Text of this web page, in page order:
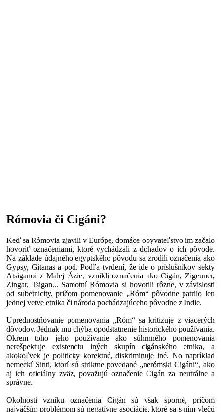
Rómovia či Cigáni?
Keď sa Rómovia zjavili v Európe, domáce obyvateľstvo im začalo
hovoriť označeniami, ktoré vychádzali z dohadov o ich pôvode.
Na základe údajného egyptského pôvodu sa zrodili označenia ako
Gypsy, Gitanas a pod. Podľa tvrdení, že ide o príslušníkov sekty
Atsiganoi z Malej Ázie, vznikli označenia ako Cigán, Zigeuner,
Zingar, Tsigan... Samotní Rómovia si hovorili rôzne, v závislosti
od subetnicity, pričom pomenovanie „Róm“ pôvodne patrilo len
jednej vetve etnika či národa pochádzajúceho pôvodne z Indie.
Uprednostňovanie pomenovania „Róm“ sa kritizuje z viacerých
dôvodov. Jednak mu chýba opodstatnenie historického používania.
Okrem toho jeho používanie ako súhrnného pomenovania
nerešpektuje existenciu iných skupín cigánského etnika, a
akokoľvek je politicky korektné, diskriminuje iné. No napríklad
nemeckí Sinti, ktorí sú striktne povedané „nerómski Cigáni“, ako
aj ich oficiálny zväz, považujú označenie Cigán za neutrálne a
správne.
Okolnosti vzniku označenia Cigán sú však sporné, pričom
najväčším problémom sú negatívne asociácie, ktoré sa s ním vlečú